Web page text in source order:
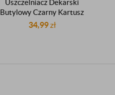
Uszczelniacz Dekarski
Butylowy Czarny Kartusz
300ml Budfix
34,99zł